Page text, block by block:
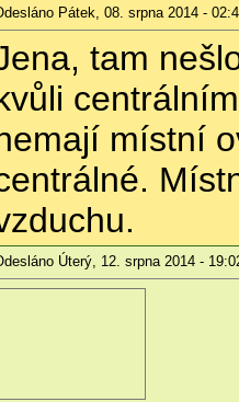
Pátek, 08. srpna 2014 -
tam
místní
Úterý, 12. srpna 2014 -